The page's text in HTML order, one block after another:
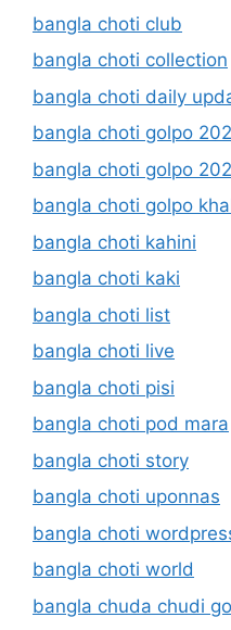
bangla choti club
bangla choti collection
bangla choti daily
bangla choti golpo
bangla choti golpo
bangla choti golpo
bangla choti kahini
bangla choti kaki
bangla choti list
bangla choti live
bangla choti pisi
bangla choti pod mara
bangla choti story
bangla choti uponnas
bangla choti
bangla choti world
bangla chuda chudi